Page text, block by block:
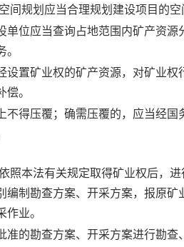
间规划应当合理规划建设项目的
单位应当查询占地范围内矿产资
设置矿业权的矿产资源，对矿业
。
不得压覆；确需压覆的，应当经
照本法有关规定取得矿业权后，
编制勘查方案、开采方案，报原
业。
准的勘查方案、开采方案进行勘